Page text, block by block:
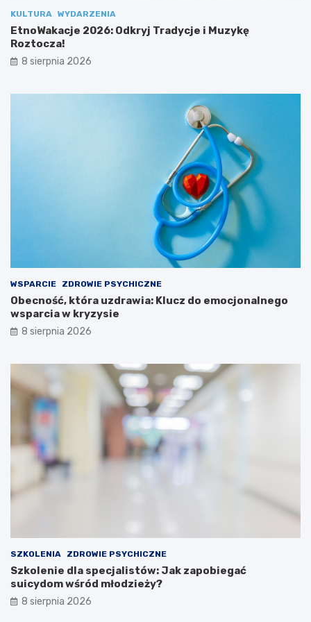
o
ł
u
!
o
c
z
a
!
KULTURA WYDARZENIA
EtnoWakacje 2026: Odkryj Tradycje i Muzykę
Roztocza!
8 sierpnia 2026
WSPARCIE ZDROWIE PSYCHICZNE
Obecność, która uzdrawia: Klucz do emocjonalnego
wsparcia w kryzysie
8 sierpnia 2026
SZKOLENIA ZDROWIE PSYCHICZNE
Szkolenie dla specjalistów: Jak zapobiegać
suicydom wśród młodzieży?
8 sierpnia 2026